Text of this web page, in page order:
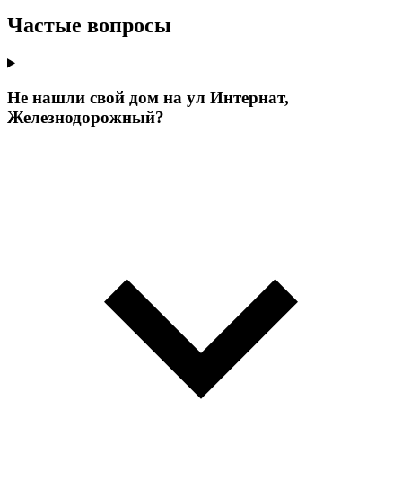
Частые вопросы
Не нашли свой дом на ул Интернат,
Железнодорожный?